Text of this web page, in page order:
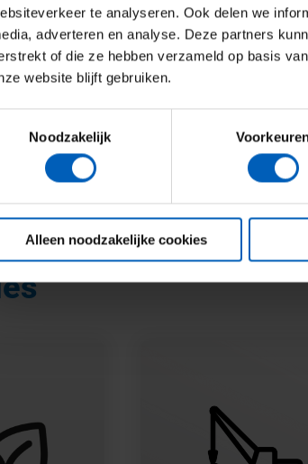
te analyseren. Ook delen we
adverteren en analyse. Deze partners
of die ze hebben verzameld op basis
website blijft gebruiken.
Noodzakelijk
Alleen noodzakelijke cookies
all machines and solutions that enable
we offer a wide range of cranes,
is clearly evident here: cranes can be
project conditions. Whether the challenge
expertise, robust components, and
for customized vertical solutions.